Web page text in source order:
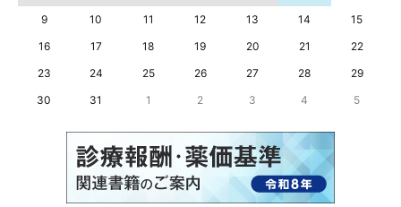
9
10 11 12 13 14
15
16
17 18 19 20 21
22
23
24 25 26 27 28
29
30
31 1 2 3 4 5